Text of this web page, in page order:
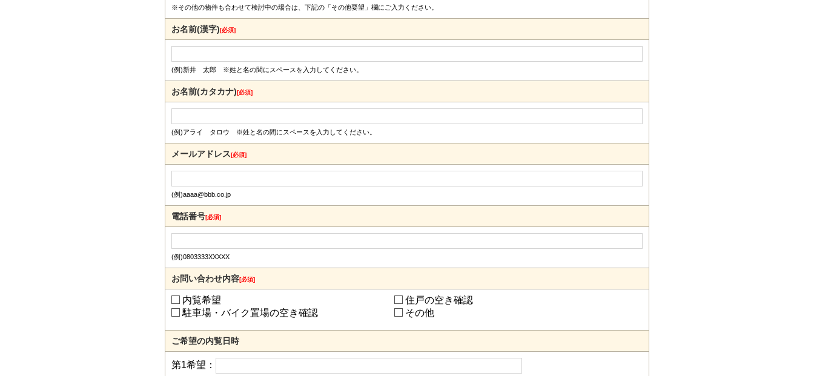
※その他の物件も合わせて検討中の場合は、下記の「その他要望」欄にご入力ください。
お名前(漢字)[必須]
(例)新井 太郎 ※姓と名の間にスペースを入力してください。
お名前(カタカナ)[必須]
(例)アライ タロウ ※姓と名の間にスペースを入力してください。
メールアドレス[必須]
(例)aaaa@bbb.co.jp
電話番号[必須]
(例)0803333XXXXX
お問い合わせ内容[必須]
内覧希望
住戸の空き確認
駐車場・バイク置場の空き確認
その他
ご希望の内覧日時
第1希望：